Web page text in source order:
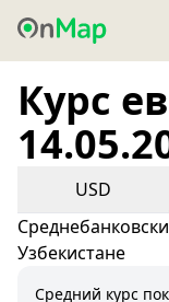
Курс
USD
Узбекистане
Средний курс